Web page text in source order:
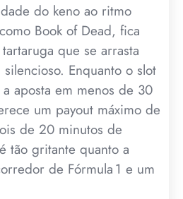
do keno ao ritmo
Book of Dead, fica
que se arrasta
Enquanto o slot
aposta em menos de 30
um payout máximo de
de 20 minutos de
tão gritante quanto a
de Fórmula 1 e um